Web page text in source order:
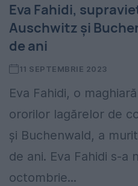
Eva Fahidi,
Auschwitz și
de ani
11 SEPTEMBRIE 2023
Eva Fahidi, o
ororilor lagărelor de
și Buchenwald, a
de ani. Eva Fahidi s-a
octombrie...